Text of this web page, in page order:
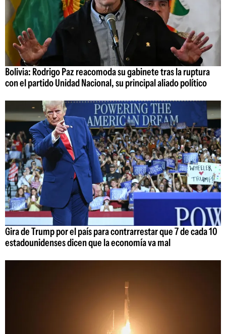
Bolivia: Rodrigo Paz reacomoda su gabinete tras la ruptura
con el partido Unidad Nacional, su principal aliado político
Gira de Trump por el país para contrarrestar que 7 de cada 10
estadounidenses dicen que la economía va mal